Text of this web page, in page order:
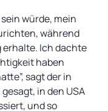
würde, mein
während
Ich dachte
haben
sagt der in
in den USA
und so